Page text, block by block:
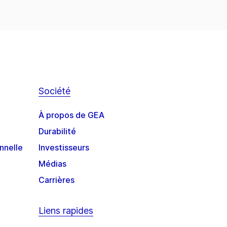
Société
À propos de GEA
Durabilité
Investisseurs
Médias
Carrières
Liens rapides